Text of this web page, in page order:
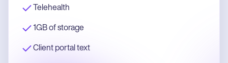
Telehealth
1GB of storage
Client portal text